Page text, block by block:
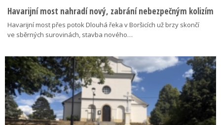
Havarijní most nahradí nový, zabrání nebezpečným kolizím
Havarijní most přes potok Dlouhá řeka v Boršicích už brzy skončí
ve sběrných surovinách, stavba nového…